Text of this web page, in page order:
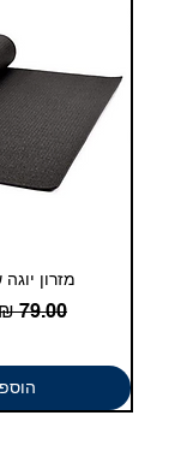
מזרון יוגה
מחיר